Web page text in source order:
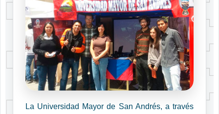
La Universidad Mayor de San Andrés, a través